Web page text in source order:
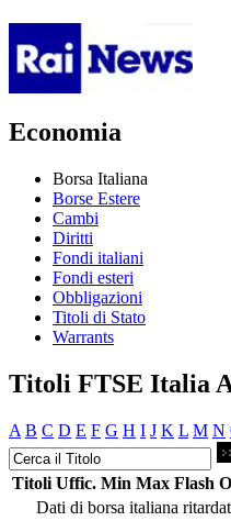
Economia
Borsa Italiana
Borse Estere
Cambi
Diritti
Fondi italiani
Fondi esteri
Obbligazioni
Titoli di Stato
Warrants
Titoli FTSE Italia
A B C D E F G H I J K L M N
Titoli Uffic. Min Max Flash
Dati di borsa italiana